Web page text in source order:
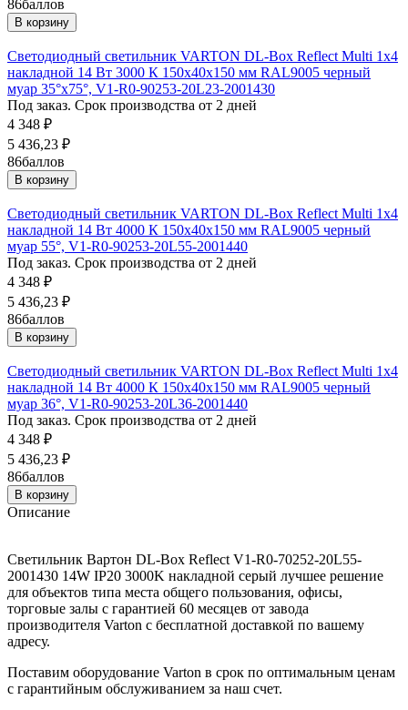
86баллов
В корзину
Светодиодный светильник VARTON DL-Box Reflect Multi 1x4
накладной 14 Вт 3000 К 150х40х150 мм RAL9005 черный
муар 35°x75°, V1-R0-90253-20L23-2001430
Под заказ. Срок производства от 2 дней
4 348 ₽
5 436,23 ₽
86баллов
В корзину
Светодиодный светильник VARTON DL-Box Reflect Multi 1x4
накладной 14 Вт 4000 К 150х40х150 мм RAL9005 черный
муар 55°, V1-R0-90253-20L55-2001440
Под заказ. Срок производства от 2 дней
4 348 ₽
5 436,23 ₽
86баллов
В корзину
Светодиодный светильник VARTON DL-Box Reflect Multi 1x4
накладной 14 Вт 4000 К 150х40х150 мм RAL9005 черный
муар 36°, V1-R0-90253-20L36-2001440
Под заказ. Срок производства от 2 дней
4 348 ₽
5 436,23 ₽
86баллов
В корзину
Описание
Светильник Вартон DL-Box Reflect V1-R0-70252-20L55-
2001430 14W IP20 3000K накладной серый лучшее решение
для объектов типа места общего пользования, офисы,
торговые залы с гарантией 60 месяцев от завода
производителя Varton с бесплатной доставкой по вашему
адресу.
Поставим оборудование Varton в срок по оптимальным ценам
с гарантийным обслуживанием за наш счет.